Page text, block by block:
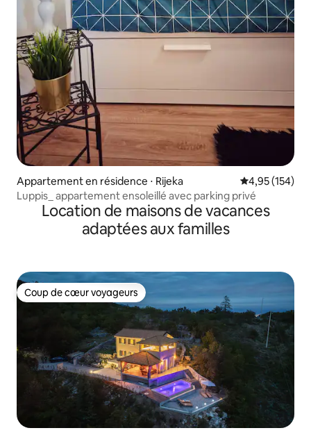
Appartement en résidence ⋅ Rijeka Évaluation
4,95 (154)
Luppis_ appartement ensoleillé avec parking privé
Location de maisons de vacances
adaptées aux familles
Coup de cœur voyageurs
Coup de cœur voyageurs